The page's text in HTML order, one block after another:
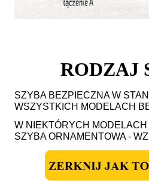
RODZAJ
SZYBA BEZPIECZNA W
WSZYSTKICH MODELACH
W NIEKTÓRYCH
SZYBA ORNAMENTOWA -